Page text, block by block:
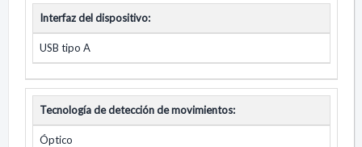
Interfaz del dispositivo:
USB tipo A
Tecnología de detección de movimientos:
Óptico